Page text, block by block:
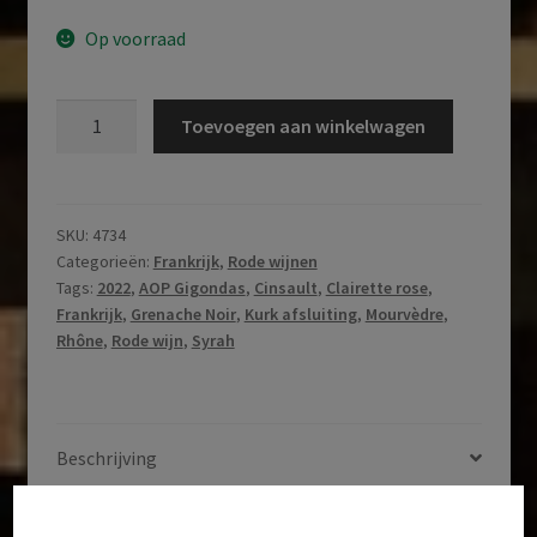
Op voorraad
|
AOP
Gigondas
|
Rhône
2022
Toevoegen aan winkelwagen
SKU: 4734
Categorieën: Frankrijk, Rode wijnen
Tags: 2022, AOP Gigondas, Cinsault, Clairette rose,
Frankrijk, Grenache Noir, Kurk afsluiting, Mourvèdre,
Rhône, Rode wijn, Syrah
Beschrijving